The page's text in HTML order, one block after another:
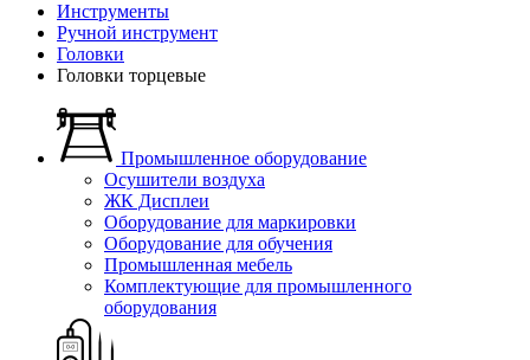
Инструменты
Ручной инструмент
Головки
Головки торцевые
Промышленное оборудование
Осушители воздуха
ЖК Дисплеи
Оборудование для маркировки
Оборудование для обучения
Промышленная мебель
Комплектующие для промышленного
оборудования